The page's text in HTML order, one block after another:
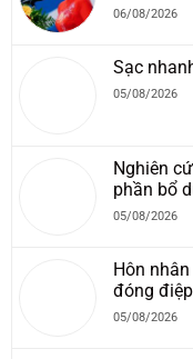
06/08/2026
Sạc
05/08/2026
Nghiên
phần bổ
05/08/2026
Hôn
đóng
05/08/2026